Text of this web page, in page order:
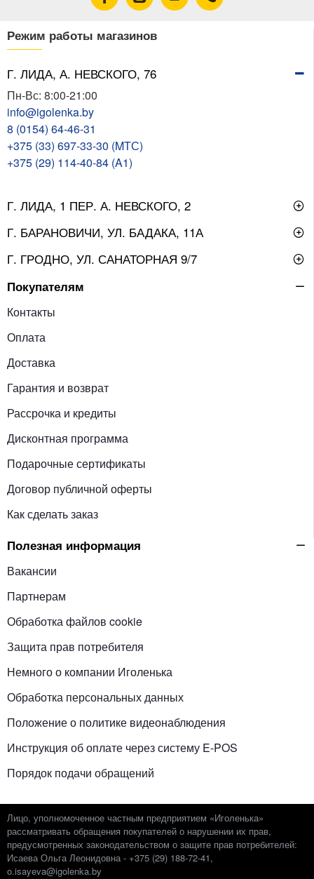
Режим работы магазинов
Г. ЛИДА, А. НЕВСКОГО, 76
Пн-Вс: 8:00-21:00
info@igolenka.by
8 (0154) 64-46-31
+375 (33) 697-33-30 (MТС)
+375 (29) 114-40-84 (A1)
Г. ЛИДА, 1 ПЕР. А. НЕВСКОГО, 2
Г. БАРАНОВИЧИ, УЛ. БАДАКА, 11А
Г. ГРОДНО, УЛ. САНАТОРНАЯ 9/7
Покупателям
Контакты
Оплата
Доставка
Гарантия и возврат
Рассрочка и кредиты
Дисконтная программа
Подарочные сертификаты
Договор публичной оферты
Как сделать заказ
Полезная информация
Вакансии
Партнерам
Обработка файлов cookie
Защита прав потребителя
Немного о компании Иголенька
Обработка персональных данных
Положение о политике видеонаблюдения
Инструкция об оплате через систему E-POS
Порядок подачи обращений
Лицо, уполномоченное частным предприятием «Иголенька»
рассматривать обращения покупателей о нарушении их прав,
предусмотренных законодательством о защите прав потребителей:
Исаева Ольга Леонидовна - +375 (29) 188-72-41,
o.isayeva@igolenka.by